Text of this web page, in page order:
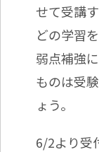
せて受講
どの学習
弱点補強
ものは受
ょう。
6/2より受